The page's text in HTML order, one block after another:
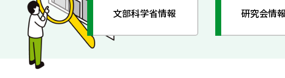
文部科学省情報 研究会情